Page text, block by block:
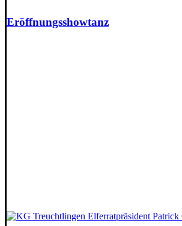
Eröffnungsshowtanz